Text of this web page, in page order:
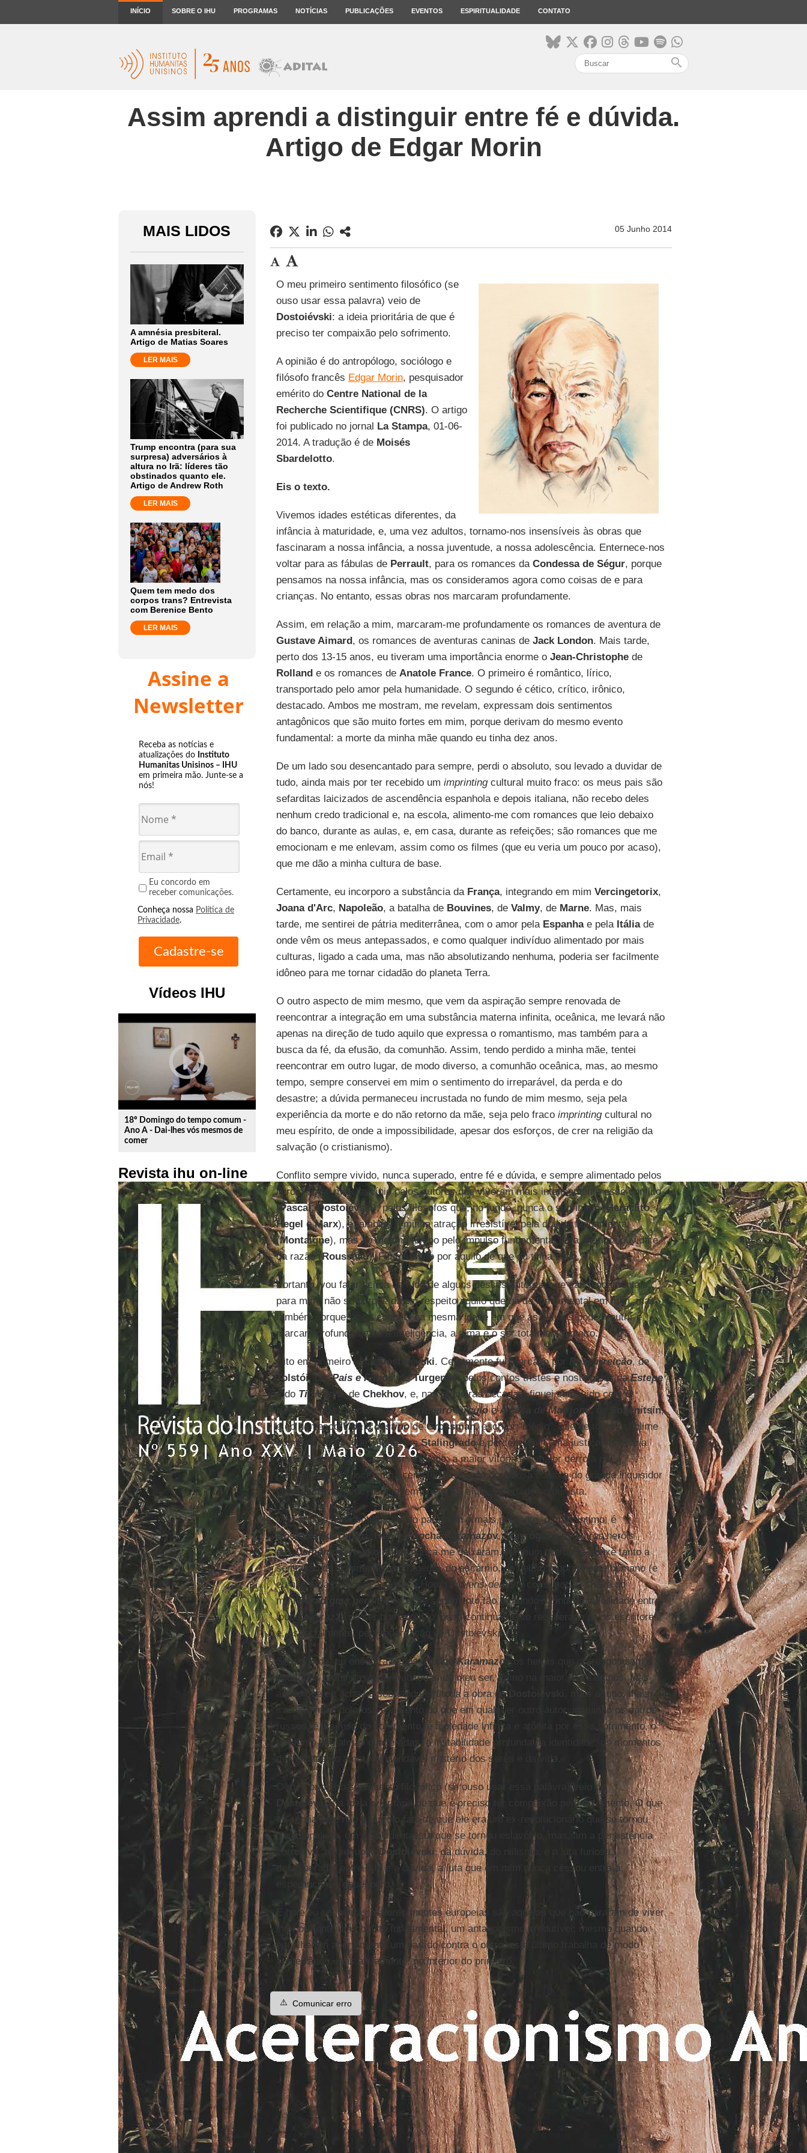
INÍCIO SOBRE O IHU PROGRAMAS NOTÍCIAS PUBLICAÇÕES EVENTOS ESPIRITUALIDADE CONTATO
search
Assim aprendi a distinguir entre fé e dúvida.
Artigo de Edgar Morin
MAIS LIDOS
A amnésia presbiteral.
Artigo de Matias Soares
LER MAIS
Trump encontra (para sua
surpresa) adversários à
altura no Irã: líderes tão
obstinados quanto ele.
Artigo de Andrew Roth
LER MAIS
Quem tem medo dos
corpos trans? Entrevista
com Berenice Bento
LER MAIS
Assine a
Newsletter
Receba as notícias e
atualizações do Instituto
Humanitas Unisinos – IHU
em primeira mão. Junte-se a
nós!
Eu concordo em
receber comunicações.
Conheça nossa Política de
Privacidade.
Vídeos IHU
play_circle_outline
18º Domingo do tempo comum -
Ano A - Dai-lhes vós mesmos de
comer
Revista ihu on-line
05 Junho 2014
O meu primeiro sentimento filosófico (se
ouso usar essa palavra) veio de
Dostoiévski: a ideia prioritária de que é
preciso ter compaixão pelo sofrimento.
A opinião é do antropólogo, sociólogo e
filósofo francês Edgar Morin, pesquisador
emérito do Centre National de la
Recherche Scientifique (CNRS). O artigo
foi publicado no jornal La Stampa, 01-06-
2014. A tradução é de Moisés
Sbardelotto.
Eis o texto.
Vivemos idades estéticas diferentes, da
infância à maturidade, e, uma vez adultos, tornamo-nos insensíveis às obras que
fascinaram a nossa infância, a nossa juventude, a nossa adolescência. Enternece-nos
voltar para as fábulas de Perrault, para os romances da Condessa de Ségur, porque
pensamos na nossa infância, mas os consideramos agora como coisas de e para
crianças. No entanto, essas obras nos marcaram profundamente.
Assim, em relação a mim, marcaram-me profundamente os romances de aventura de
Gustave Aimard, os romances de aventuras caninas de Jack London. Mais tarde,
perto dos 13-15 anos, eu tiveram uma importância enorme o Jean-Christophede
Rollande os romances de Anatole France. O primeiro é romântico, lírico,
transportado pelo amor pela humanidade. O segundo é cético, crítico, irônico,
destacado. Ambos me mostram, me revelam, expressam dois sentimentos
antagônicos que são muito fortes em mim, porque derivam do mesmo evento
fundamental: a morte da minha mãe quando eu tinha dez anos.
De um lado sou desencantado para sempre, perdi o absoluto, sou levado a duvidar de
tudo, ainda mais por ter recebido um imprintingcultural muito fraco: os meus pais são
sefarditas laicizados de ascendência espanhola e depois italiana, não recebo deles
nenhum credo tradicional e, na escola, alimento-me com romances que leio debaixo
do banco, durante as aulas, e, em casa, durante as refeições; são romances que me
emocionam e me enlevam, assim como os filmes (que eu veria um pouco por acaso),
que me dão a minha cultura de base.
Certamente, eu incorporo a substância da França, integrando em mim Vercingetorix,
Joana d'Arc, Napoleão, a batalha de Bouvines, de Valmy, de Marne. Mas, mais
tarde, me sentirei de pátria mediterrânea, com o amor pela Espanhae pela Itáliade
onde vêm os meus antepassados, e como qualquer indivíduo alimentado por mais
culturas, ligado a cada uma, mas não absolutizando nenhuma, poderia ser facilmente
idôneo para me tornar cidadão do planeta Terra.
O outro aspecto de mim mesmo, que vem da aspiração sempre renovada de
reencontrar a integração em uma substância materna infinita, oceânica, me levará não
apenas na direção de tudo aquilo que expressa o romantismo, mas também para a
busca da fé, da efusão, da comunhão. Assim, tendo perdido a minha mãe, tentei
reencontrar em outro lugar, de modo diverso, a comunhão oceânica, mas, ao mesmo
tempo, sempre conservei em mim o sentimento do irreparável, da perda e do
desastre; a dúvida permaneceu incrustada no fundo de mim mesmo, seja pela
experiência da morte e do não retorno da mãe, seja pelo fraco imprintingcultural no
meu espírito, de onde a impossibilidade, apesar dos esforços, de crer na religião da
salvação (o cristianismo).
Conflito sempre vivido, nunca superado, entre fé e dúvida, e sempre alimentado pelos
livros. Daí o meu fascínio pelos autores que viveram mais intensamente esse conflito
(Pascal,Dostoiévski), pelos filósofos que, no fundo, nunca o suprimem (Heráclito,
Hegel eMarx), e também a minha atração irresistível pela dúvida fundamental
(Montaigne), mas ao mesmo tempo pelo impulso fundamental para além da dúvida e
da razão (Rousseau). Fui marcado por aquilo de que eu tinha sede.
Portanto, vou falar acima de tudo de alguns desses autores, que são fundamentais
para mim, não só porque dizem respeito àquilo que há de fundamental em mim, mas
também porque eu os conheci na mesma idade em que as leituras podem nutrir e
marcam profundamente a inteligência, a alma e o ser totalmente inteiro.
Cito em primeiro lugar Dostoiévski. Certamente fui marcado por Ressurreição, de
Tolstói, porPais e Filhos, deTurgenev, pelos contos tristes e nostálgicos daEstepe
e do Tio Vânia, de Chekhov, e, nas primeiras décadas, fiquei comovido comO
pavilhão dos cancerosos,O primeiro círculo eA casa de Matrjona, de Soljenítsin,
e do dantescoVida e destino deGrossman, escritor "médio", que se tornou sublime
no momento em que imerge emStalingradoe percebe com uma justiça visionária
como Stalingrado é, ao mesmo tempo, a maior vitória e a maior derrota da
humanidade, e suscita uma cena terrivelmente grandiosa como a do grande inquisidor
emAuschwitz, entre um jovem chefe SS e um deportado comunista.
Mas aquele que continua sendo para mim o mais presente, o mais íntimo, é
Dostoiévski.Dmitri Ivane Aliocha Karamazov,Stavrogin
e os outros heróis
dosDemônios,Raskolnikovnunca me deixaram. Nenhum outro me trouxe tanto a
sensação do sofrimento, da tragédia, do escárnio, do delírio propriamente humano (e
eu não teria proposto a ideia de Homo sapiens-demens
como noção-chave do
meuParadigma perdido se esse sentimento tão profundo da indistinguibilidade entre
loucura e razão no ser humano não fosse continuamente regenerado pelos escritores
e, especialmente, pela recordação de Dostoiévski).
Sem dúvida, eu encontrava nosIrmãos Karamazov os heróis que correspondiam a
vocações profundas e contraditórias do meu ser, como na maior parte de nós. Mas
aquilo que eu achava, sobretudo em toda a obra de
Dostoiévski
, mais agudo, mais
intenso, mais doloroso e violento do que em qualquer outro autor, incluindo os outros
russos, é o senso do sofrimento, é a piedade infinita e atônita por esse sofrimento, o
tormento das almas dilaceradas, a instabilidade profunda da identidade, os momentos
de verdade do amor, o insondável mistério dos seres e da vida.
O meu primeiro sentimento filosófico (se ouso usar essa palavra) veio de
Dostoiévski: a ideia prioritária de que é preciso ter compaixão pelo sofrimento. O que
eu sentia nele não é tanto o fato de que ele era um ex-revolucionário que se tornou
tradicionalista, um ex-ocidentalista que se tornou eslavófilo, mas sim a persistência
corrosiva, no segundoDostoiévski, da dúvida, do niilismo, e a luta furiosa,
desesperada, entre a fé e a dúvida, a luta que em mim nunca cessou entre a
esperança e o desespero.
E hoje eu sei que as maiores mentes europeias são aquelas que não pararam de viver
interiormente um conflito fundamental, um antagonismo irredutível; mesmo quando
escolheram abertamente um partido contra o outro, este último trabalha de modo
subterrâneo, mas ativamente, no interior do primeiro.
⚠️ Comunicar erro